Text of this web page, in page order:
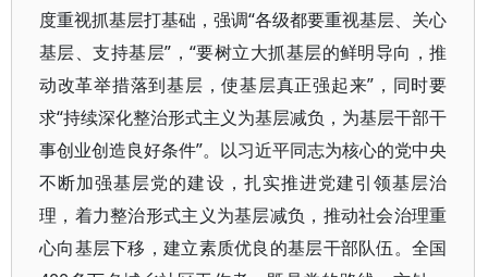
度重视抓基层打基础，强调“各级都要重视基层、关心
基层、支持基层”，“要树立大抓基层的鲜明导向，推
动改革举措落到基层，使基层真正强起来”，同时要
求“持续深化整治形式主义为基层减负，为基层干部干
事创业创造良好条件”。以习近平同志为核心的党中央
不断加强基层党的建设，扎实推进党建引领基层治
理，着力整治形式主义为基层减负，推动社会治理重
心向基层下移，建立素质优良的基层干部队伍。全国